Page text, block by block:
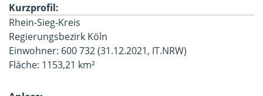
Kurzprofil:
Rhein-Sieg-Kreis
Regierungsbezirk Köln
Einwohner: 600 732 (31.12.2021, IT.NRW)
Fläche: 1153,21 km²